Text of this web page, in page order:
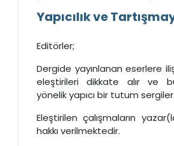
Yapıcılık ve
Editörler;
Dergide yayınlanan eserlere
eleştirileri dikkate alır ve
yönelik yapıcı bir tutum sergiler.
Eleştirilen çalışmaların
hakkı verilmektedir.